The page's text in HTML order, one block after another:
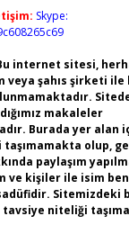
Skype:
internet sitesi,
veya şahıs şirketi ile
makaleler
Burada yer alan
olup,
paylaşım
ve kişiler ile isim
Sitemizdeki
niteliği